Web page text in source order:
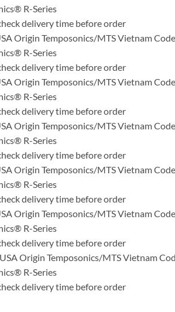
R-Series
delivery time before order
Origin Temposonics/MTS Vietnam
R-Series
delivery time before order
Origin Temposonics/MTS Vietnam
R-Series
delivery time before order
Origin Temposonics/MTS Vietnam
R-Series
delivery time before order
Origin Temposonics/MTS Vietnam
R-Series
delivery time before order
Origin Temposonics/MTS Vietnam
R-Series
delivery time before order
Origin Temposonics/MTS Vietnam
R-Series
delivery time before order